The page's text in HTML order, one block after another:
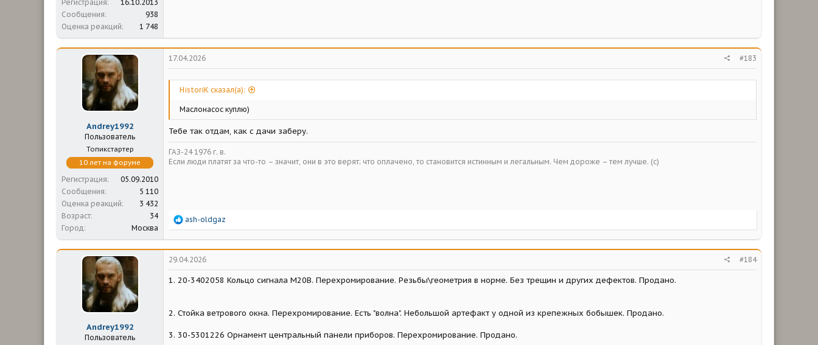
Регистрация
16.10.2013
Сообщения
938
Оценка реакций
1 748
Andrey1992
Пользователь
Топикстартер
10 лет на форуме
Регистрация
05.09.2010
Сообщения
5 110
Оценка реакций
3 432
Возраст
34
Город
Москва
17.04.2026 #183
HistoriK сказал(а):
Маслонасос куплю)
Тебе так отдам, как с дачи заберу.
ГАЗ-24 1976 г. в.
Если люди платят за что-то – значит, они в это верят; что оплачено, то становится истинным и легальным. Чем дороже – тем лучше. (с)
Р
а
к
ц
и
ash-oldgaz
Andrey1992
Пользователь
29.04.2026 #184
1. 20-3402058 Кольцо сигнала М20В. Перехромирование. Резьбы\геометрия в норме. Без трещин и других дефектов. Продано.
2. Стойка ветрового окна. Перехромирование. Есть "волна". Небольшой артефакт у одной из крепежных бобышек. Продано.
3. 30-5301226 Орнамент центральный панели приборов. Перехромирование. Продано.